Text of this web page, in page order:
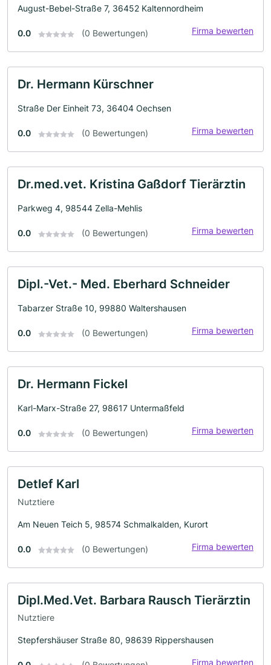
August-Bebel-Straße 7, 36452 Kaltennordheim
0.0 (0 Bewertungen) Firma bewerten
Dr. Hermann Kürschner
Straße Der Einheit 73, 36404 Oechsen
0.0 (0 Bewertungen) Firma bewerten
Dr.med.vet. Kristina Gaßdorf Tierärztin
Parkweg 4, 98544 Zella-Mehlis
0.0 (0 Bewertungen) Firma bewerten
Dipl.-Vet.- Med. Eberhard Schneider
Tabarzer Straße 10, 99880 Waltershausen
0.0 (0 Bewertungen) Firma bewerten
Dr. Hermann Fickel
Karl-Marx-Straße 27, 98617 Untermaßfeld
0.0 (0 Bewertungen) Firma bewerten
Detlef Karl
Nutztiere
Am Neuen Teich 5, 98574 Schmalkalden, Kurort
0.0 (0 Bewertungen) Firma bewerten
Dipl.Med.Vet. Barbara Rausch Tierärztin
Nutztiere
Stepfershäuser Straße 80, 98639 Rippershausen
Firma bewerten